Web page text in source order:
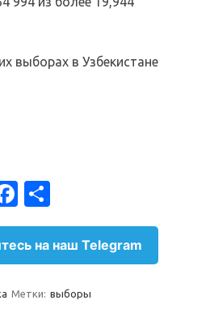
выборах в Узбекистане
Fa
c
e
b
o
т
п
р
а
на наш Telegram
Метки: выборы